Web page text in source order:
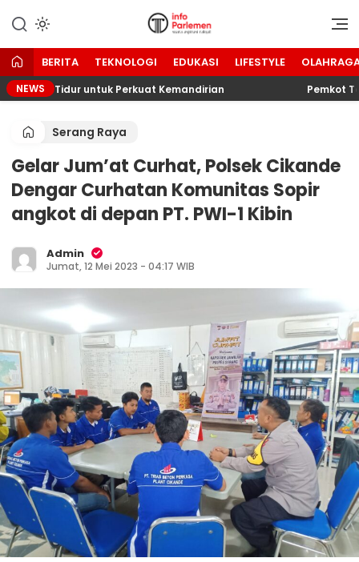
konten
Info Parlemen
Suara Aspirasi Rakyat
BERITA TEKNOLOGI EDUKASI LIFESTYLE
NEWSTidur untuk Perkuat Kemandirian Pemkot
Serang Raya
Gelar Jum’at Curhat, Polsek Cikande
Dengar Curhatan Komunitas Sopir
angkot di depan PT. PWI-1 Kibin
Admin
Jumat, 12 Mei 2023 - 04:17 WIB